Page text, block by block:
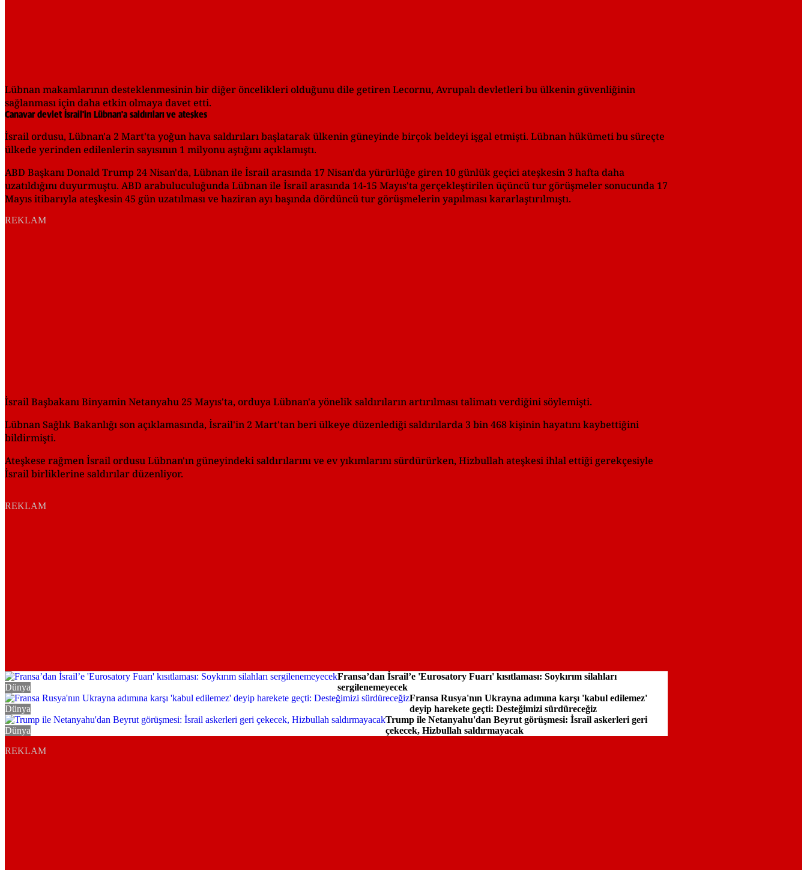
Lübnan makamlarının desteklenmesinin bir diğer öncelikleri olduğunu dile getiren Lecornu, Avrupalı devletleri bu ülkenin güvenliğinin
sağlanması için daha etkin olmaya davet etti.
Canavar devlet İsrail'in Lübnan'a saldırıları ve ateşkes
İsrail ordusu, Lübnan'a 2 Mart'ta yoğun hava saldırıları başlatarak ülkenin güneyinde birçok beldeyi işgal etmişti. Lübnan hükümeti bu süreçte
ülkede yerinden edilenlerin sayısının 1 milyonu aştığını açıklamıştı.
ABD Başkanı Donald Trump 24 Nisan'da, Lübnan ile İsrail arasında 17 Nisan'da yürürlüğe giren 10 günlük geçici ateşkesin 3 hafta daha
uzatıldığını duyurmuştu. ABD arabuluculuğunda Lübnan ile İsrail arasında 14-15 Mayıs'ta gerçekleştirilen üçüncü tur görüşmeler sonucunda 17
Mayıs itibarıyla ateşkesin 45 gün uzatılması ve haziran ayı başında dördüncü tur görüşmelerin yapılması kararlaştırılmıştı.
REKLAM
İsrail Başbakanı Binyamin Netanyahu 25 Mayıs'ta, orduya Lübnan'a yönelik saldırıların artırılması talimatı verdiğini söylemişti.
Lübnan Sağlık Bakanlığı son açıklamasında, İsrail'in 2 Mart'tan beri ülkeye düzenlediği saldırılarda 3 bin 468 kişinin hayatını kaybettiğini
bildirmişti.
Ateşkese rağmen İsrail ordusu Lübnan'ın güneyindeki saldırılarını ve ev yıkımlarını sürdürürken, Hizbullah ateşkesi ihlal ettiği gerekçesiyle
İsrail birliklerine saldırılar düzenliyor.
REKLAM
Dünya
Fransa’dan İsrail’e 'Eurosatory Fuarı' kısıtlaması: Soykırım silahları
sergilenemeyecek
Dünya
Fransa Rusya'nın Ukrayna adımına karşı 'kabul edilemez'
deyip harekete geçti: Desteğimizi sürdüreceğiz
Dünya
Trump ile Netanyahu'dan Beyrut görüşmesi: İsrail askerleri geri
çekecek, Hizbullah saldırmayacak
REKLAM